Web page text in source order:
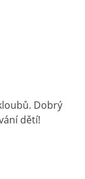
Dobrý
dětí!